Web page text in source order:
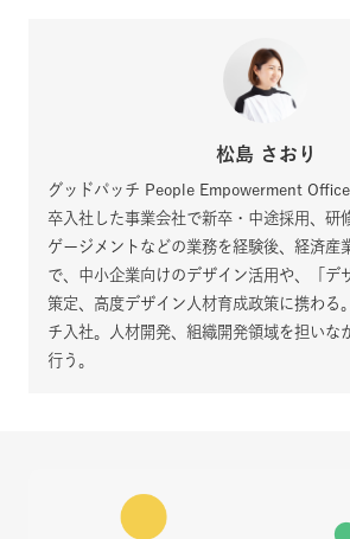
松島 さおり
グッドパッチ People Empowerment
卒入社した事業会社で新卒・中途採用、研
ゲージメントなどの業務を経験後、経済産
で、中小企業向けのデザイン活用や、「デ
策定、高度デザイン人材育成政策に携わる
チ入社。人材開発、組織開発領域を担いな
行う。